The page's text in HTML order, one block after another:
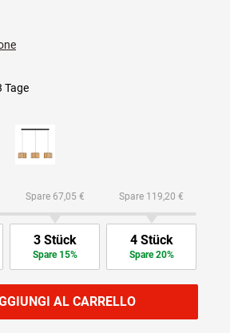
Tage
Spare 67,05 €
3 Stück
Spare 15%
Spare 119,20 €
4 Stück
Spare 20%
AL CARRELLO